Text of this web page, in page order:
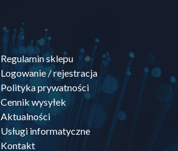
Regulamin sklepu
Logowanie / rejestracja
Polityka prywatności
Cennik wysyłek
Aktualności
Usługi informatyczne
Kontakt